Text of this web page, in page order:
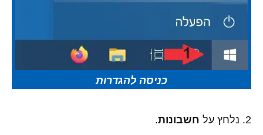
כניסה להגדרות
2. נלחץ על חשבונות.